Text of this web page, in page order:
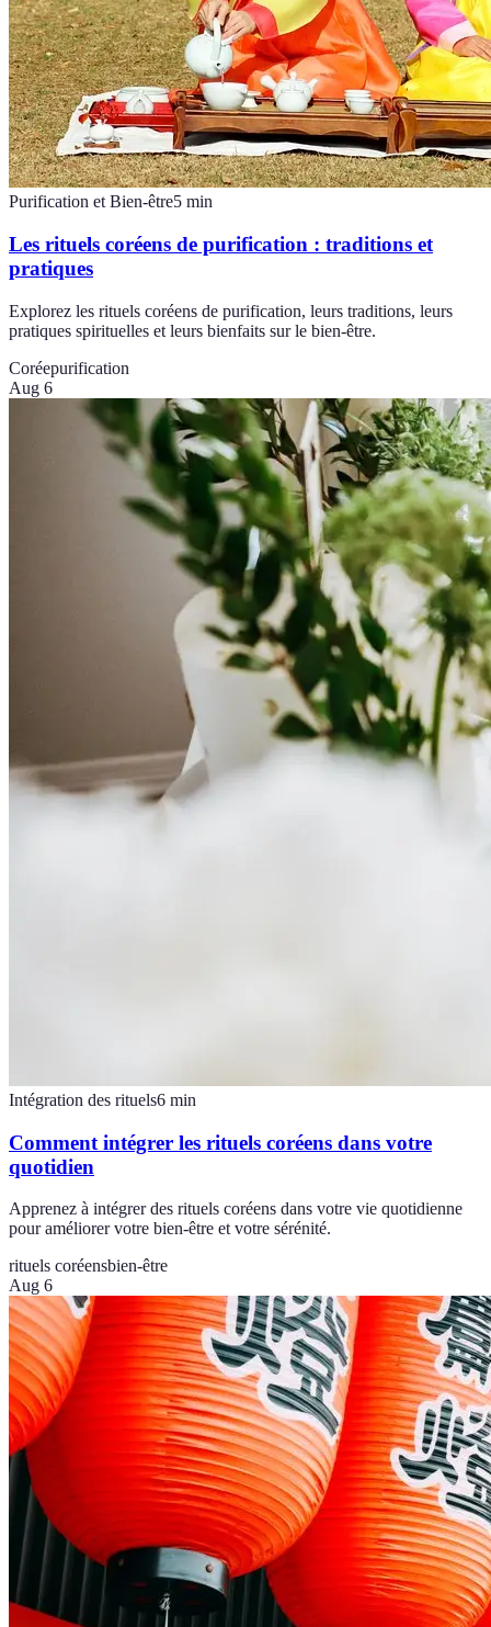
Purification et Bien-être5 min
Les rituels coréens de purification : traditions et
pratiques
Explorez les rituels coréens de purification, leurs traditions, leurs
pratiques spirituelles et leurs bienfaits sur le bien-être.
Coréepurification
Aug 6
Intégration des rituels6 min
Comment intégrer les rituels coréens dans votre
quotidien
Apprenez à intégrer des rituels coréens dans votre vie quotidienne
pour améliorer votre bien-être et votre sérénité.
rituels coréensbien-être
Aug 6